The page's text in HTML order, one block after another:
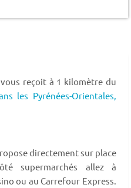
reçoit à 1 kilomètre du
les Pyrénées-Orientales,
directement sur place
supermarchés allez à
ou au Carrefour Express.